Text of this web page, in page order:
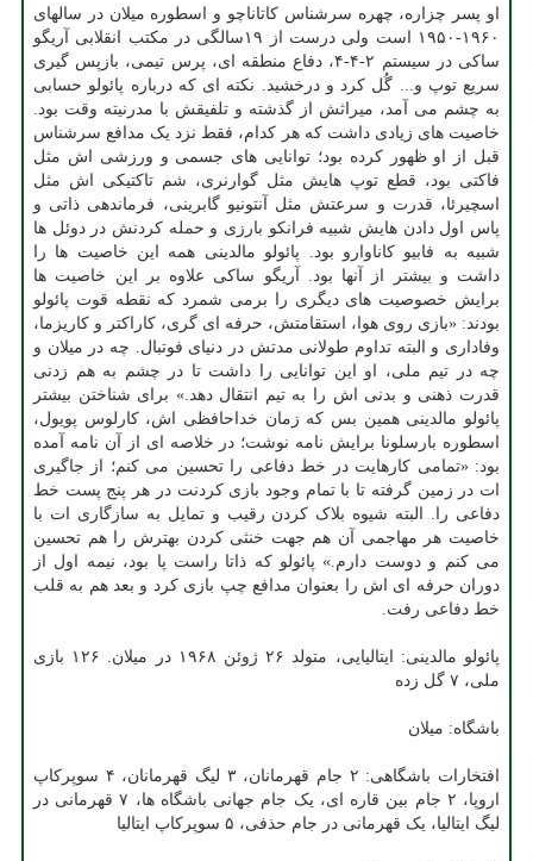
او پسر چزاره، چهره سرشناس کاتاناچو و اسطوره میلان در سالهای
۱۹۶۰-۱۹۵۰ است ولی درست از ۱۹سالگی در مکتب انقلابی آریگو
ساکی در سیستم ۲-۴-۴، دفاع منطقه ای، پرس تیمی، بازپس گیری
سریع توپ و... گُل کرد و درخشید. نکته ای که درباره پائولو حسابی
به چشم می آمد، میراثش از گذشته و تلفیقش با مدرنیته وقت بود.
خاصیت های زیادی داشت که هر کدام، فقط نزد یک مدافع سرشناس
قبل از او ظهور کرده بود؛ توانایی های جسمی و ورزشی اش مثل
فاکتی بود، قطع توپ هایش مثل گوارنری، شم تاکتیکی اش مثل
اسچیرئا، قدرت و سرعتش مثل آنتونیو گابرینی، فرماندهی ذاتی و
پاس اول دادن هایش شبیه فرانکو بارزی و حمله کردنش در دوئل ها
شبیه به فابیو کاناوارو بود. پائولو مالدینی همه این خاصیت ها را
داشت و بیشتر از آنها بود. آریگو ساکی علاوه بر این خاصیت ها
برایش خصوصیت های دیگری را برمی شمرد که نقطه قوت پائولو
بودند: «بازی روی هوا، استقامتش، حرفه ای گری، کاراکتر و کاریزما،
وفاداری و البته تداوم طولانی مدتش در دنیای فوتبال. چه در میلان و
چه در تیم ملی، او این توانایی را داشت تا در چشم به هم زدنی
قدرت ذهنی و بدنی اش را به تیم انتقال دهد.» برای شناختن بیشتر
پائولو مالدینی همین بس که زمان خداحافظی اش، کارلوس پویول،
اسطوره بارسلونا برایش نامه نوشت؛ در خلاصه ای از آن نامه آمده
بود: «تمامی کارهایت در خط دفاعی را تحسین می کنم؛ از جاگیری
ات در زمین گرفته تا با تمام وجود بازی کردنت در هر پنج پست خط
دفاعی را. البته شیوه بلاک کردن رقیب و تمایل به سازگاری ات با
خاصیت هر مهاجمی آن هم جهت خنثی کردن بهترش را هم تحسین
می کنم و دوست دارم.» پائولو که ذاتا راست پا بود، نیمه اول از
دوران حرفه ای اش را بعنوان مدافع چپ بازی کرد و بعد هم به قلب
خط دفاعی رفت.
پائولو مالدینی: ایتالیایی، متولد ۲۶ ژوئن ۱۹۶۸ در میلان. ۱۲۶ بازی
ملی، ۷ گل زده
باشگاه: میلان
افتخارات باشگاهی: ۲ جام قهرمانان، ۳ لیگ قهرمانان، ۴ سوپرکاپ
اروپا، ۲ جام بین قاره ای، یک جام جهانی باشگاه ها، ۷ قهرمانی در
لیگ ایتالیا، یک قهرمانی در جام حذفی، ۵ سوپرکاپ ایتالیا